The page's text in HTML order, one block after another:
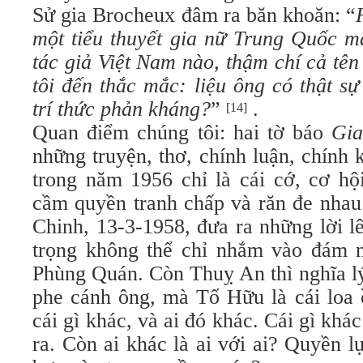
Sử gia Brocheux đâm ra băn khoăn: “
một tiểu thuyết gia nữ Trung Quốc
tác giả Việt Nam nào, thậm chí cả
tôi đến thắc mắc: liệu ông có thật
trí thức phản kháng?” [14] .
Quan điểm chúng tôi: hai tờ báo
những truyện, thơ, chính luận, chính
trong năm 1956 chỉ là cái cớ, cơ
cầm quyền tranh chấp và răn đe
Chinh, 13-3-1958, đưa ra những lời
trọng không thể chỉ nhắm vào đám
Phùng Quán. Còn Thuỵ An thì nghĩa
phe cánh ông, mà Tố Hữu là cái loa
cái gì khác, và ai đó khác. Cái gì
ra. Còn ai khác là ai với ai? Quyền